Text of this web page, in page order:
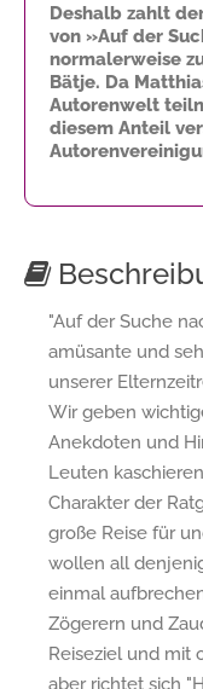
Deshalb zahlt
von »Auf der
normalerweise
Bätje. Da
Autorenwelt
diesem Anteil
"Auf der Suche
amüsante und
unserer
Wir geben
Anekdoten und
Leuten
Charakter der
große Reise für
wollen all
einmal
Zögerern und
Reiseziel und mit
aber richtet sich